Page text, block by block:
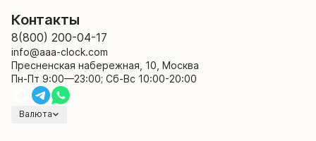
Контакты
8(800) 200-04-17
info@aaa-clock.com
Пресненская набережная, 10, Москва
Пн-Пт 9:00—23:00; Сб-Вс 10:00-20:00
Валюта